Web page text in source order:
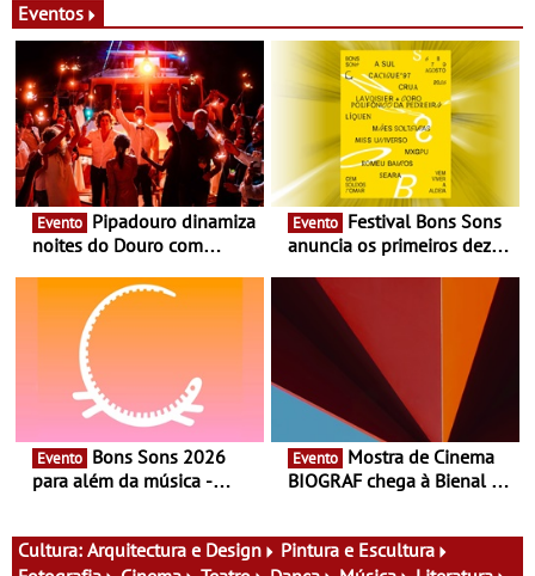
Eventos
Evento
noites do Douro com
vinho, gastronomia e
música
Evento
anuncia os primeiros dez
Evento
para além da música -
atividades para toda a
Evento
BIOGRAF chega à Bienal de
fílmico e práticas artísticas
Cultura: Arquitectura e Design
Pintura e Escultura